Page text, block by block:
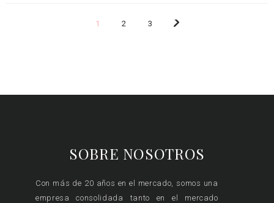
1 2 3
SOBRE NOSOTROS
Con más de 20 años en el mercado, somos una
empresa consolidada tanto en el mercado